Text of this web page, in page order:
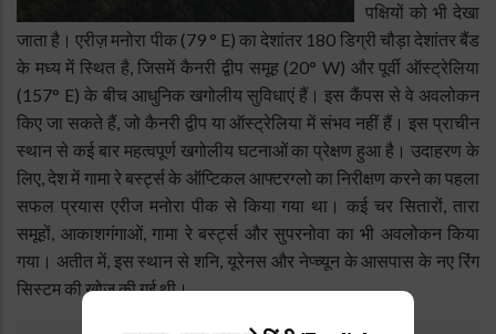
पक्षियों को भी देखा
जाता है। एरीज़ मनोरा पीक (79 ° E) का देशांतर 180 डिग्री चौड़ा देशांतर बैंड
के मध्य में स्थित है, जिसमें कैनरी द्वीप समूह (20° W) और पूर्वी ऑस्ट्रेलिया
(157° E) के बीच आधुनिक खगोलीय सुविधाएं हैं। इस कैंपस से वे अवलोकन
किए जा सकते हैं, जो कैनरी द्वीप या ऑस्ट्रेलिया में संभव नहीं हैं। इस प्राचीन
स्थान से कई बार महत्वपूर्ण खगोलीय घटनाओं का प्रेक्षण हुआ है। उदाहरण के
लिए, देश में गामा रे बर्स्ट्स के ऑप्टिकल आफ्टरग्लो का निरीक्षण करने का पहला
सफल प्रयास एरीज मनोरा पीक से किया गया था। कई चर सितारों, तारा
समूहों, आकाशगंगाओं, गामा रे बर्स्ट्स और सुपरनोवा का भी अवलोकन किया
गया। अतीत में, इस स्थान से शनि, यूरेनस और नेप्च्यून के आसपास के नए रिंग
सिस्टम की खोज की गई थी।